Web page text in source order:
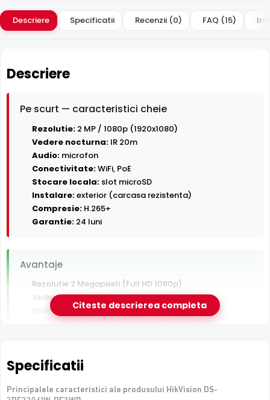
Descriere Specificatii Recenzii (0) FAQ (15)
Descriere
Pe scurt — caracteristici cheie
Rezolutie: 2 MP / 1080p (1920x1080)
Vedere nocturna: IR 20m
Audio: microfon
Conectivitate:WiFi, PoE
Stocare locala: slot microSD
Instalare:exterior (carcasa rezistenta)
Compresie: H.265+
Garantie: 24 luni
Avantaje
Rezolutie 2 Megapixeli (Full HD 1080p)
Vedere nocturna in infrarosu pana la 20 m
Rezistenta la exterior — ploaie, praf si inghet
Alimentare PoE — un singur cablu pentru date si curent
Citeste descrierea completa
Specificatii
Principalele caracteristici ale produsului HikVision DS-